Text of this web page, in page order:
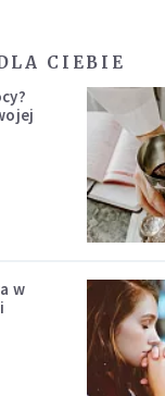
CIEBIE
w